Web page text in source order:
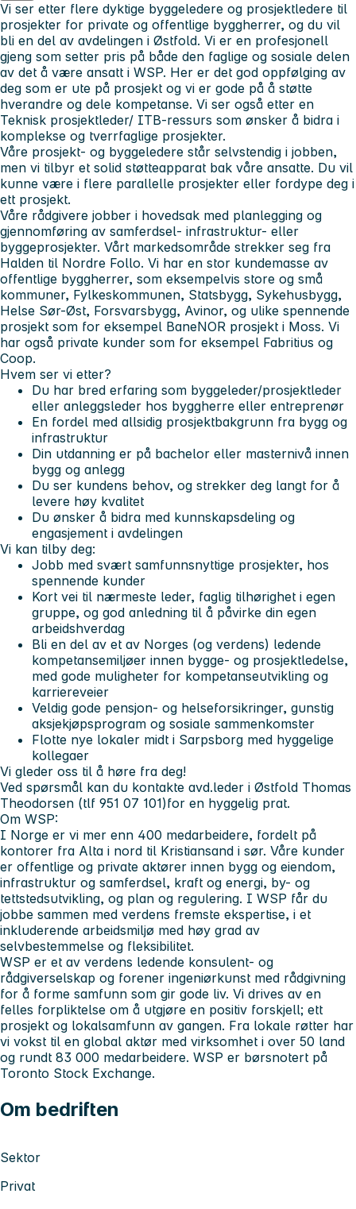
Vi ser etter flere dyktige byggeledere og prosjektledere til
prosjekter for private og offentlige byggherrer, og du vil
bli en del av avdelingen i Østfold. Vi er en profesjonell
gjeng som setter pris på både den faglige og sosiale delen
av det å være ansatt i WSP. Her er det god oppfølging av
deg som er ute på prosjekt og vi er gode på å støtte
hverandre og dele kompetanse. Vi ser også etter en
Teknisk prosjektleder/ ITB-ressurs som ønsker å bidra i
komplekse og tverrfaglige prosjekter.
Våre prosjekt- og byggeledere står selvstendig i jobben,
men vi tilbyr et solid støtteapparat bak våre ansatte. Du vil
kunne være i flere parallelle prosjekter eller fordype deg i
ett prosjekt.
Våre rådgivere jobber i hovedsak med planlegging og
gjennomføring av samferdsel- infrastruktur- eller
byggeprosjekter. Vårt markedsområde strekker seg fra
Halden til Nordre Follo. Vi har en stor kundemasse av
offentlige byggherrer, som eksempelvis store og små
kommuner, Fylkeskommunen, Statsbygg, Sykehusbygg,
Helse Sør-Øst, Forsvarsbygg, Avinor, og ulike spennende
prosjekt som for eksempel BaneNOR prosjekt i Moss. Vi
har også private kunder som for eksempel Fabritius og
Coop.
Hvem ser vi etter?
Du har bred erfaring som byggeleder/prosjektleder
eller anleggsleder hos byggherre eller entreprenør
En fordel med allsidig prosjektbakgrunn fra bygg og
infrastruktur
Din utdanning er på bachelor eller masternivå innen
bygg og anlegg
Du ser kundens behov, og strekker deg langt for å
levere høy kvalitet
Du ønsker å bidra med kunnskapsdeling og
engasjement i avdelingen
Vi kan tilby deg:
Jobb med svært samfunnsnyttige prosjekter, hos
spennende kunder
Kort vei til nærmeste leder, faglig tilhørighet i egen
gruppe, og god anledning til å påvirke din egen
arbeidshverdag
Bli en del av et av Norges (og verdens) ledende
kompetansemiljøer innen bygge- og prosjektledelse,
med gode muligheter for kompetanseutvikling og
karriereveier
Veldig gode pensjon- og helseforsikringer, gunstig
aksjekjøpsprogram og sosiale sammenkomster
Flotte nye lokaler midt i Sarpsborg med hyggelige
kollegaer
Vi gleder oss til å høre fra deg!
Ved spørsmål kan du kontakte avd.leder i Østfold Thomas
Theodorsen (tlf 951 07 101)for en hyggelig prat.
Om WSP:
I Norge er vi mer enn 400 medarbeidere, fordelt på
kontorer fra Alta i nord til Kristiansand i sør. Våre kunder
er offentlige og private aktører innen bygg og eiendom,
infrastruktur og samferdsel, kraft og energi, by- og
tettstedsutvikling, og plan og regulering. I WSP får du
jobbe sammen med verdens fremste ekspertise, i et
inkluderende arbeidsmiljø med høy grad av
selvbestemmelse og fleksibilitet.
WSP er et av verdens ledende konsulent- og
rådgiverselskap og forener ingeniørkunst med rådgivning
for å forme samfunn som gir gode liv. Vi drives av en
felles forpliktelse om å utgjøre en positiv forskjell; ett
prosjekt og lokalsamfunn av gangen. Fra lokale røtter har
vi vokst til en global aktør med virksomhet i over 50 land
og rundt 83 000 medarbeidere. WSP er børsnotert på
Toronto Stock Exchange.
Om bedriften
Sektor
Privat